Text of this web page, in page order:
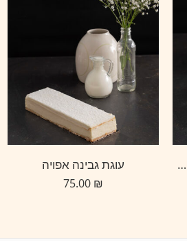
פס קסטה – עוגת ביסקוויטים עם שוקולד וקרם וניל עוגת גבינה אפויה
₪